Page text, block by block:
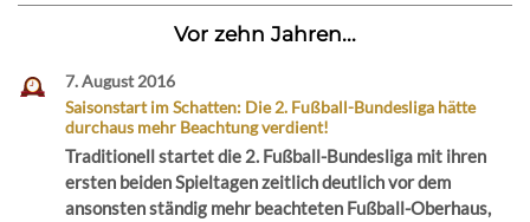
Vor zehn Jahren...
7. August 2016
Saisonstart im Schatten: Die 2. Fußball-Bundesliga hätte
durchaus mehr Beachtung verdient!
Traditionell startet die 2. Fußball-Bundesliga mit ihren
ersten beiden Spieltagen zeitlich deutlich vor dem
ansonsten ständig mehr beachteten Fußball-Oberhaus,